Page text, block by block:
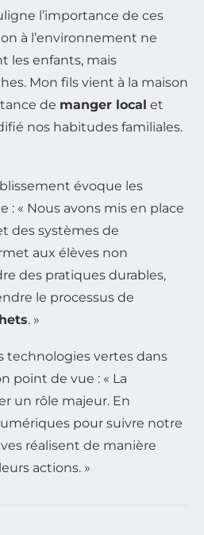
l’importance de ces
à l’environnement ne
les enfants, mais
Mon fils vient à la maison
de manger local et
nos habitudes familiales.
évoque les
: « Nous avons mis en place
des systèmes de
aux élèves non
des pratiques durables,
le processus de
. »
technologies vertes dans
point de vue : « La
un rôle majeur. En
pour suivre notre
réalisent de manière
actions. »